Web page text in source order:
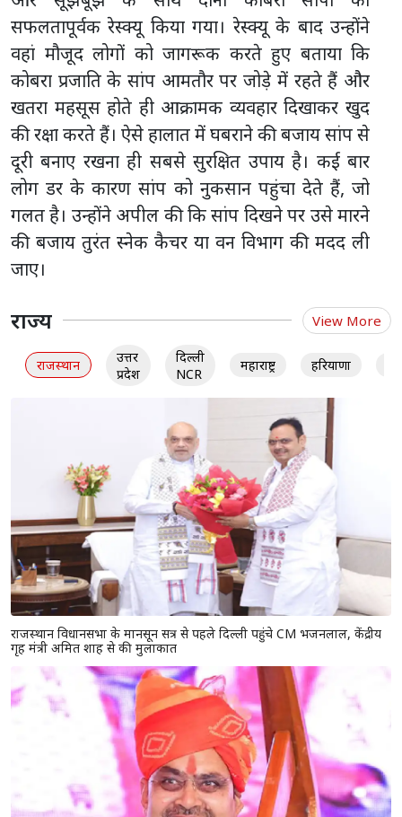
सफलतापूर्वक रेस्क्यू किया गया। रेस्क्यू के बाद उन्होंने
वहां मौजूद लोगों को जागरूक करते हुए बताया कि
कोबरा प्रजाति के सांप आमतौर पर जोड़े में रहते हैं और
खतरा महसूस होते ही आक्रामक व्यवहार दिखाकर खुद
की रक्षा करते हैं। ऐसे हालात में घबराने की बजाय सांप से
दूरी बनाए रखना ही सबसे सुरक्षित उपाय है। कई बार
लोग डर के कारण सांप को नुकसान पहुंचा देते हैं, जो
गलत है। उन्होंने अपील की कि सांप दिखने पर उसे मारने
की बजाय तुरंत स्नेक कैचर या वन विभाग की मदद ली
जाए।
राज्य View More
राजस्थान
उत्तर
प्रदेश
दिल्ली
NCR
महाराष्ट्र हरियाणा
राजस्थान विधानसभा के मानसून सत्र से पहले दिल्ली पहुंचे CM भजनलाल, केंद्रीय
गृह मंत्री अमित शाह से की मुलाकात